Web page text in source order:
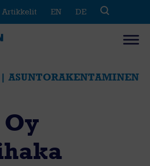
Artikkelit EN DE
| ASUNTORAKENTAMINEN